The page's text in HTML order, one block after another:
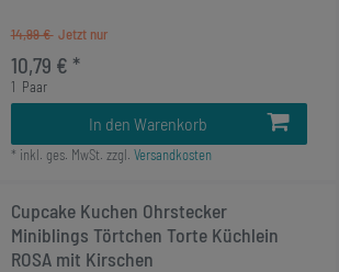
14,99 €
10,79 € *
1 Paar
In den Warenkorb
* inkl. ges. MwSt. zzgl. Versandkosten
Cupcake Kuchen Ohrstecker
Miniblings Törtchen Torte Küchlein
ROSA mit Kirschen